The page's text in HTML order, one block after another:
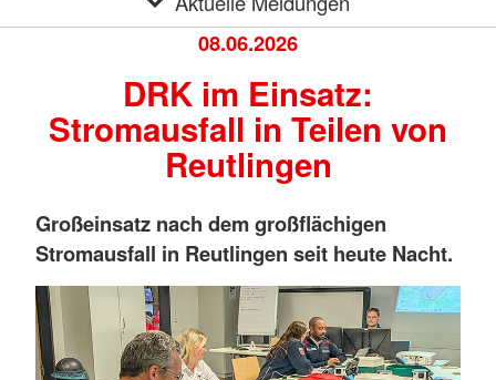
08.06.2026
DRK im Einsatz:
Stromausfall in Teilen von
Reutlingen
Großeinsatz nach dem großflächigen
Stromausfall in Reutlingen seit heute Nacht.